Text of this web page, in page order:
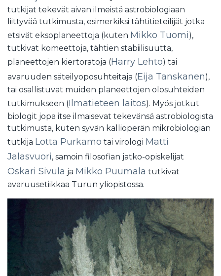
tutkijat tekevät aivan ilmeistä astrobiologiaan
liittyvää tutkimusta, esimerkiksi tähtitieteilijät jotka
etsivät eksoplaneettoja (kuten Mikko Tuomi),
tutkivat komeettoja, tähtien stabiilisuutta,
planeettojen kiertoratoja (Harry Lehto) tai
avaruuden säteilyoposuhteitaja (Eija Tanskanen),
tai osallistuvat muiden planeettojen olosuhteiden
tutkimukseen (Ilmatieteen laitos). Myös jotkut
biologit jopa itse ilmaisevat tekevänsä astrobiologista
tutkimusta, kuten syvän kallioperän mikrobiologian
tutkija Lotta Purkamo tai virologi Matti
Jalasvuori, samoin filosofian jatko-opiskelijat
Oskari Sivula ja Mikko Puumala tutkivat
avaruusetiikkaa Turun yliopistossa.